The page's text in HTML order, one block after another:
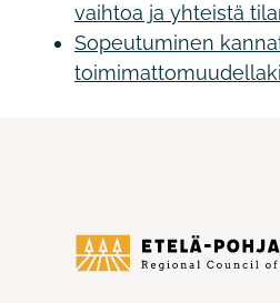
vaihtoa ja yhteistä
Sopeutuminen
Etelä-